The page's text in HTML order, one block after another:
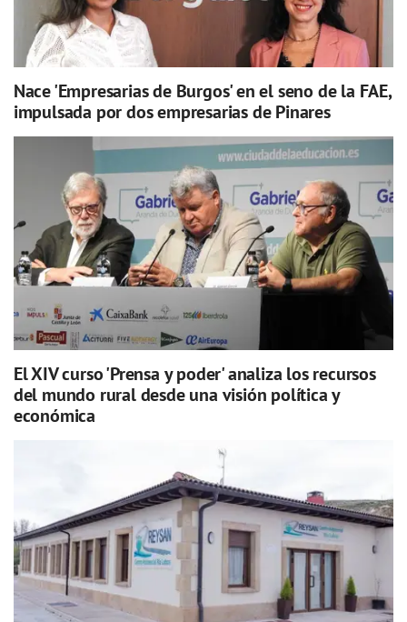
Nace 'Empresarias de Burgos' en el seno de la FAE,
impulsada por dos empresarias de Pinares
El XIV curso 'Prensa y poder' analiza los recursos
del mundo rural desde una visión política y
económica